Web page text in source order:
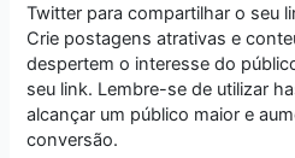
Twitter para compartilhar o seu
Crie postagens atrativas e
despertem o interesse do
seu link. Lembre-se de utilizar
alcançar um público maior e
conversão.